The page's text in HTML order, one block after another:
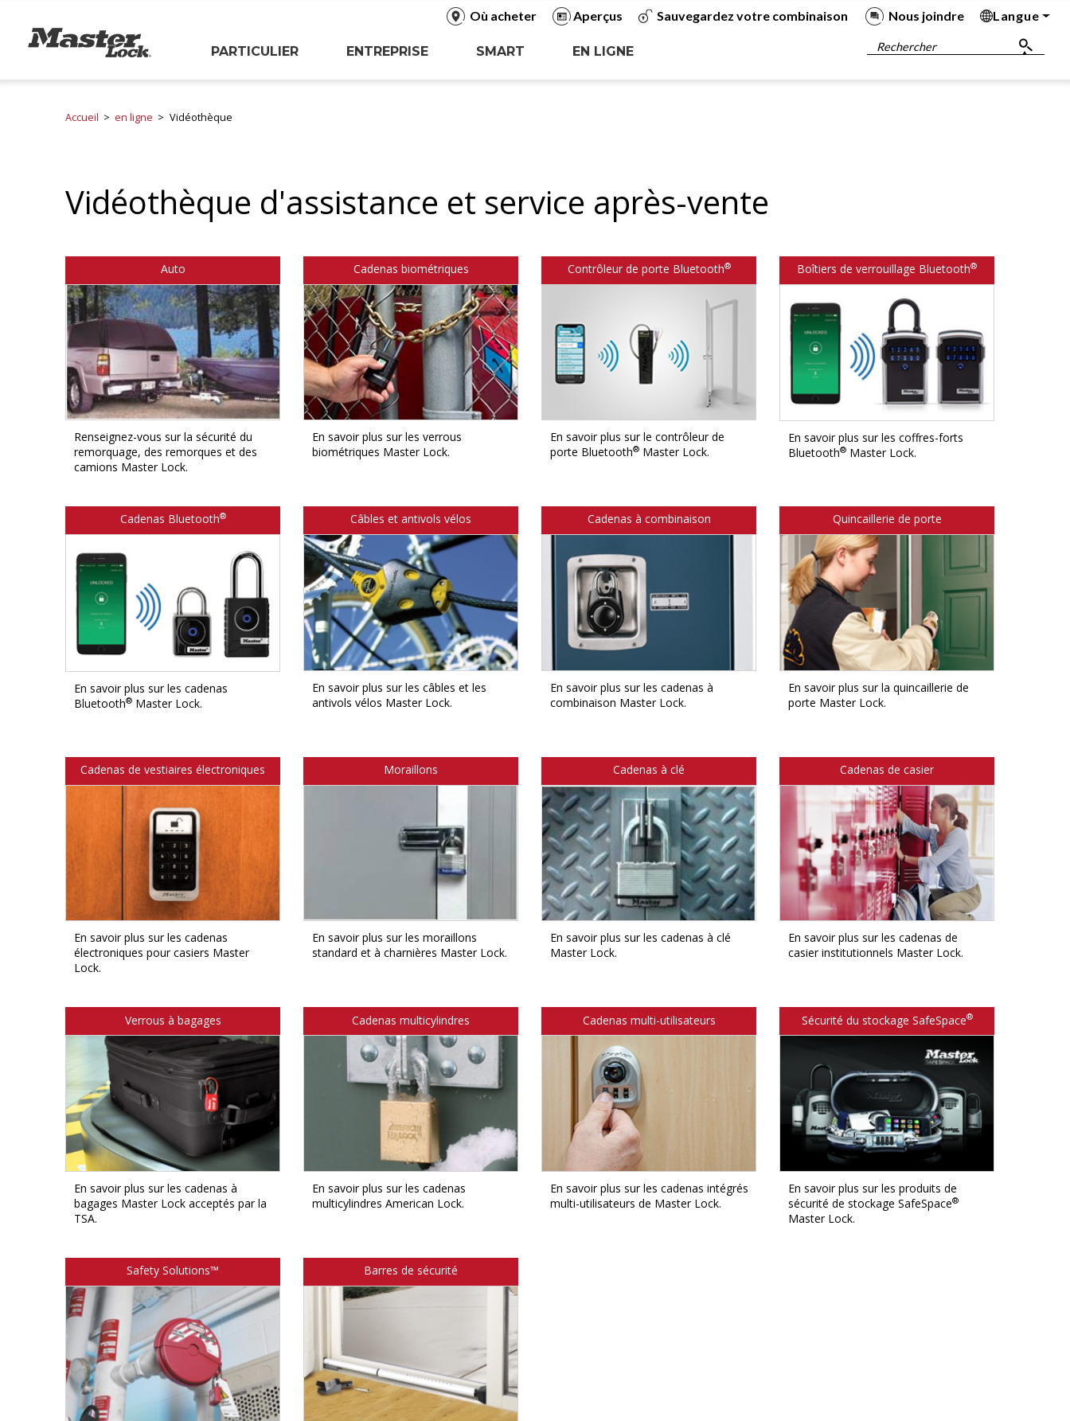
Sauter la navigation
Où acheter Aperçus Sauvegardez votre combinaison Nous joindre
Langue
Master Lock
Rechercher
PARTICULIER
ENTREPRISE
SMART
EN LIGNE
Accueil en ligne Vidéothèque
Vidéothèque d'assistance et service après-vente
Auto
Renseignez-vous sur la sécurité du
remorquage, des remorques et des
camions Master Lock.
Cadenas biométriques
En savoir plus sur les verrous
biométriques Master Lock​​​​​​​.
Contrôleur de porte Bluetooth®
En savoir plus sur le contrôleur de
porte Bluetooth®Master Lock.
Boîtiers de verrouillage Bluetooth®
En savoir plus sur les coffres-forts
Bluetooth®Master Lock.
Cadenas Bluetooth®
En savoir plus sur les cadenas
Bluetooth®Master Lock.
Câbles et antivols vélos
En savoir plus sur les câbles et les
antivols vélos Master Lock.
Cadenas à combinaison
En savoir plus sur les cadenas à
combinaison Master Lock.
Quincaillerie de porte
En savoir plus sur la quincaillerie de
porte Master Lock.
Cadenas de vestiaires électroniques
En savoir plus sur les cadenas
électroniques pour casiers Master
Lock.
Moraillons
En savoir plus sur les moraillons
standard et à charnières Master Lock.
Cadenas à clé
En savoir plus sur les cadenas à clé
Master Lock.
Cadenas de casier
En savoir plus sur les cadenas de
casier institutionnels Master Lock.
Verrous à bagages
En savoir plus sur les cadenas à
bagages Master Lock acceptés par la
TSA.
Cadenas multicylindres
En savoir plus sur les cadenas
multicylindres American Lock.
Cadenas multi-utilisateurs
En savoir plus sur les cadenas intégrés
multi-utilisateurs de Master Lock.
Sécurité du stockage SafeSpace®
En savoir plus sur les produits de
sécurité de stockage SafeSpace®
Master Lock.
Safety Solutions™ Barres de sécurité